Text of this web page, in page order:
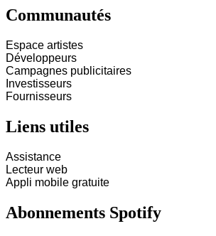
Communautés
Espace artistes
Développeurs
Campagnes publicitaires
Investisseurs
Fournisseurs
Liens utiles
Assistance
Lecteur web
Appli mobile gratuite
Abonnements Spotify